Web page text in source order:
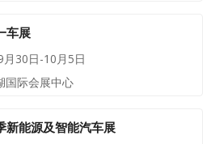
车展
30日-10月5日
国际会展中心
能源及智能汽车展